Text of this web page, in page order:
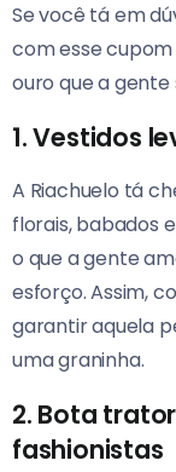
Se você tá em
com esse cupom
ouro que a gente
1. Vestidos
A Riachuelo tá
florais, babados
o que a gente
esforço. Assim,
garantir aquela
uma graninha.
2. Bota
fashionistas